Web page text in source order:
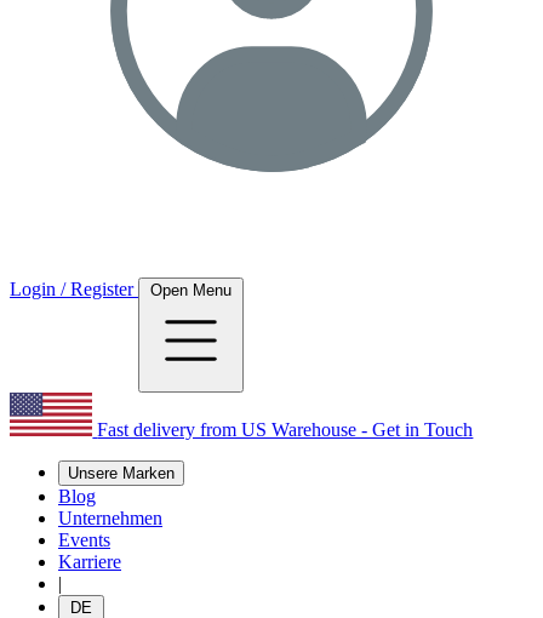
Login / Register Open Menu
Fast delivery from US Warehouse - Get in Touch
Unsere Marken
Blog
Unternehmen
Events
Karriere
|
DE